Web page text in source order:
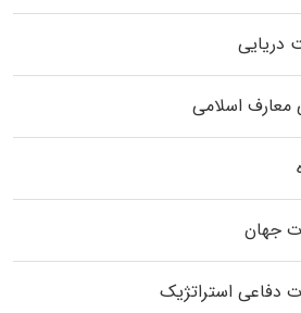
دریایی
اسلامی
جهان
دفاعی استراتژیک